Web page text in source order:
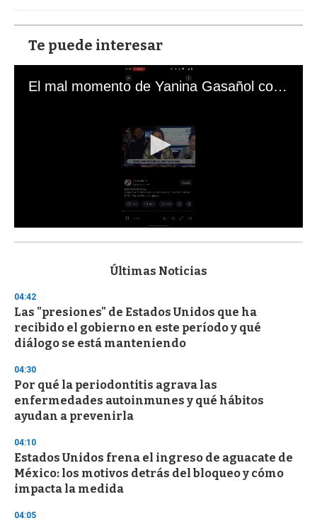
Te puede interesar
El mal momento de Yanina Gasañol con un hincha argentino en "Subrayado"
s
d
s
o
f
3
s
e
c
o
n
Últimas Noticias
04:42
Las "presiones" de Estados Unidos que ha
recibido el gobierno en este período y qué
diálogo se está manteniendo
04:30
Por qué la periodontitis agrava las
enfermedades autoinmunes y qué hábitos
ayudan a prevenirla
04:10
Estados Unidos frena el ingreso de aguacate de
México: los motivos detrás del bloqueo y cómo
impacta la medida
04:05